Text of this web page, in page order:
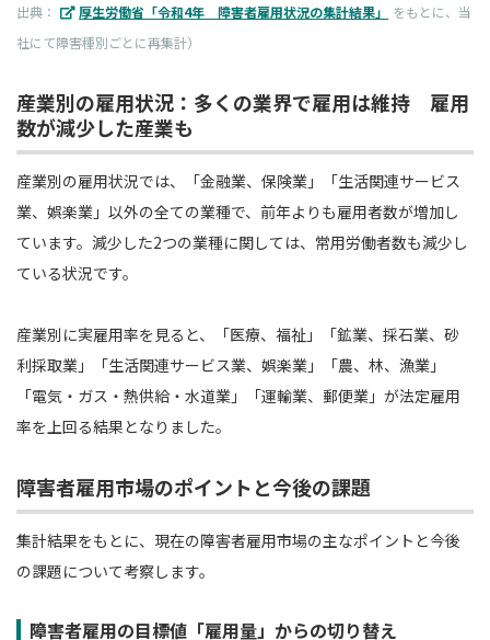
出典： 厚生労働省「令和4年 障害者雇用状況の集計結果」
をもとに、当
社にて障害種別ごとに再集計）
産業別の雇用状況：多くの業界で雇用は維持 雇用
数が減少した産業も
産業別の雇用状況では、「金融業、保険業」「生活関連サービス
業、娯楽業」以外の全ての業種で、前年よりも雇用者数が増加し
ています。減少した2つの業種に関しては、常用労働者数も減少し
ている状況です。
産業別に実雇用率を見ると、「医療、福祉」「鉱業、採石業、砂
利採取業」「生活関連サービス業、娯楽業」「農、林、漁業」
「電気・ガス・熱供給・水道業」「運輸業、郵便業」が法定雇用
率を上回る結果となりました。
障害者雇用市場のポイントと今後の課題
集計結果をもとに、現在の障害者雇用市場の主なポイントと今後
の課題について考察します。
障害者雇用の目標値「雇用量」からの切り替え